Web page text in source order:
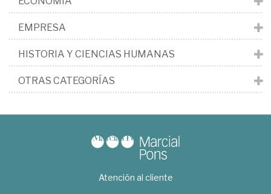
EMPRESA
HISTORIA Y CIENCIAS HUMANAS
OTRAS CATEGORÍAS
Atención al cliente